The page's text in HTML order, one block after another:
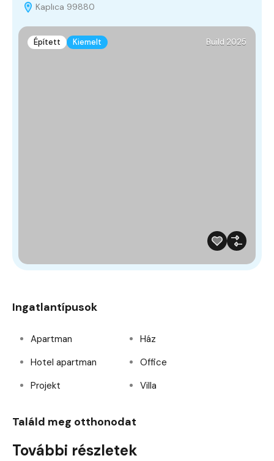
Kaplıca 99880
Épített Kiemelt Build 2025
Ingatlantípusok
Apartman
Ház
Hotel apartman
Office
Projekt
Villa
Találd meg otthonodat
További részletek